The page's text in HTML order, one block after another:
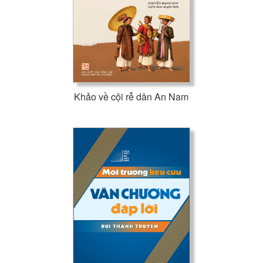
Để hiểu điều này, bạn phải có những hiểu biết nhất định về
hình học phi - Euclid. Einstein viết: “Sự phát triển của hình
học phi - Euclid thực tế đã đưa đến nhận thức rằng người ta
có thể nghi ngờ về tính vô hạn của không gian chúng ta, mà
không rơi vào mâu thuẫn với các định luật của tư duy, hay
với kinh nghiệm...”.
Nói đến hình học phi - Euclid, bạn hãy nghĩ đến một không
gian cong như mặt cầu chẳng hạn (không gian hai chiều
cong). Trên mặt ấy (trong không gian ấy), bạn có thể vẽ một
đường đi kéo dài vô tận. Đó là hình ảnh của một thế giới
không có giới hạn nằm trong một thế giới hữu hạn.
Chỉ có một tuyệt đối: cái gì cũng tương đối!
Phải nói rõ thêm rằng phần tư liệu lịch sử của cuốn sách là
tuyệt vời. Tôi tìm thấy ở đó nhiều tư tưởng sâu sắc mà bất cứ
một người yêu vật lý nào, thậm chí bất cứ ai có tư tưởng và
Khảo về cội rễ dân An Nam